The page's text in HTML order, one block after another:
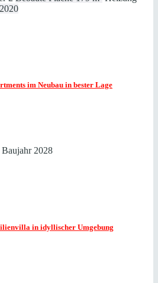
2020
im Neubau in bester Lage
Baujahr 2028
in idyllischer Umgebung